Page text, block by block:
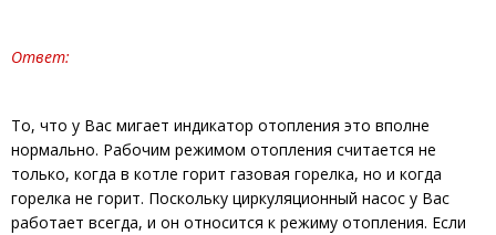
Ответ:
То, что у Вас мигает индикатор отопления это вполне
нормально. Рабочим режимом отопления считается не
только, когда в котле горит газовая горелка, но и когда
горелка не горит. Поскольку циркуляционный насос у Вас
работает всегда, и он относится к режиму отопления. Если